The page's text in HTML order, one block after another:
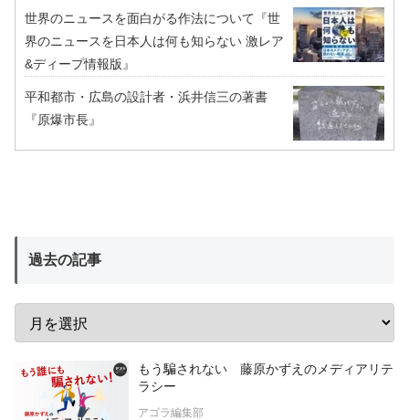
世界のニュースを面白がる作法について『世
界のニュースを日本人は何も知らない 激レア
&ディープ情報版』
平和都市・広島の設計者・浜井信三の著書
『原爆市長』
過去の記事
もう騙されない 藤原かずえのメディアリテ
ラシー
アゴラ編集部